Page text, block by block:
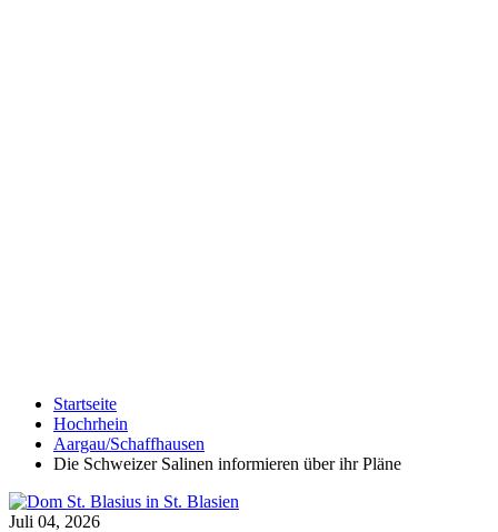
Startseite
Hochrhein
Aargau/Schaffhausen
Die Schweizer Salinen informieren über ihr Pläne
Juli 04, 2026